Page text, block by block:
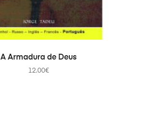
ADD TO CART
A Armadura de Deus
12.00€